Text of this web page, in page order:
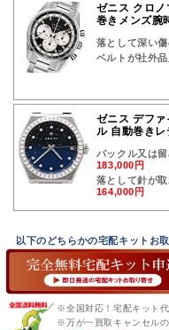
ゼニス クロ
巻きメンズ腕
落として深い
ベルトが社外
ゼニス デフ
ル 自動巻き
バックル又は
183,000円
落として針が
164,000円
以下のどちらかの宅配キットお
※全国対応！宅配キット
※万が一買取キャンセル